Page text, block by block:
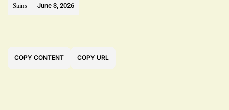
Sains June 3, 2026
COPY CONTENT COPY URL